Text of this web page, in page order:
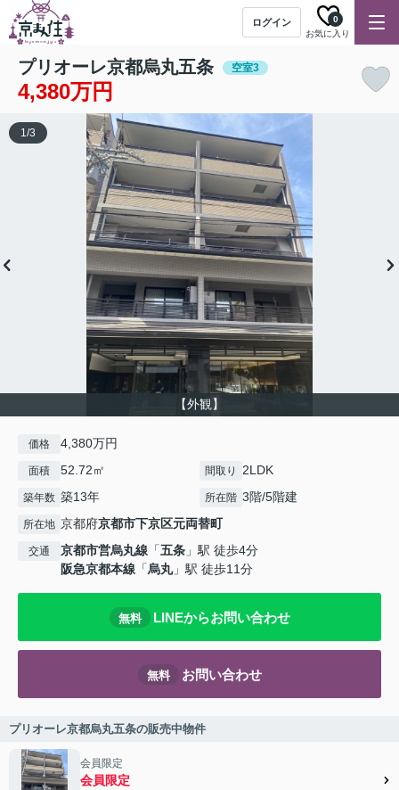
ログイン
お気に入り
0
プリオーレ京都烏丸五条 空室3
4,380万円
【外観】
1/3
価格 4,380万円
面積 52.72㎡ 間取り 2LDK
築年数 築13年 所在階 3階/5階建
所在地 京都府京都市下京区元両替町
交通 京都市営烏丸線 「五条 」駅 徒歩4分
阪急京都本線 「烏丸」駅 徒歩11分
無料 LINEからお問い合わせ
無料 お問い合わせ
プリオーレ京都烏丸五条の販売中物件
会員限定
会員限定